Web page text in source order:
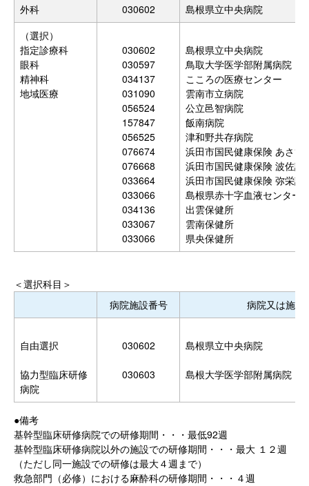
外科 030602
島根県立中央病院
（選択）
指定診療科
眼科
精神科
地域医療
030602
030597
034137
031090
056524
157847
056525
076674
076668
033664
033066
034136
033067
033066
島根県立中央病院
鳥取大学医学部附属病院
こころの医療センター
雲南市立病院
公立邑智病院
飯南病院
津和野共存病院
浜田市国民健康保険 あさひ
浜田市国民健康保険 波佐診
浜田市国民健康保険 弥栄診
島根県赤十字血液センター
出雲保健所
雲南保健所
県央保健所
＜選択科目＞
病院施設番号
病院又は施設
自由選択
協力型臨床研修
病院
030602
030603
島根県立中央病院
島根大学医学部附属病院
●備考
基幹型臨床研修病院での研修期間・・・最低92週
基幹型臨床研修病院以外の施設での研修期間・・・最大 １２週
（ただし同一施設での研修は最大４週まで）
救急部門（必修）における麻酔科の研修期間・・・４週